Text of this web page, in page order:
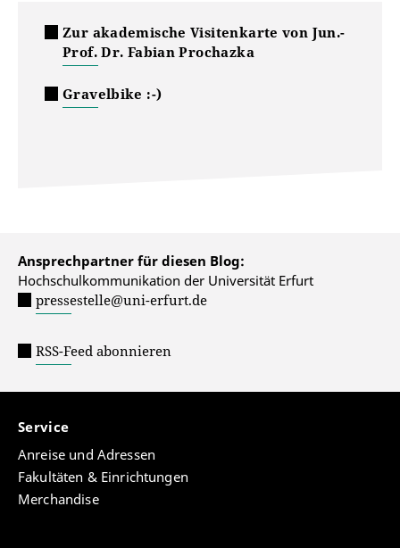
Zur akademische Visitenkarte von Jun.-
Prof. Dr. Fabian Prochazka
Gravelbike :-)
Ansprechpartner für diesen Blog:
Hochschulkommunikation der Universität Erfurt
pressestelle@uni-erfurt.de
RSS-Feed abonnieren
Service
Anreise und Adressen
Fakultäten & Einrichtungen
Merchandise